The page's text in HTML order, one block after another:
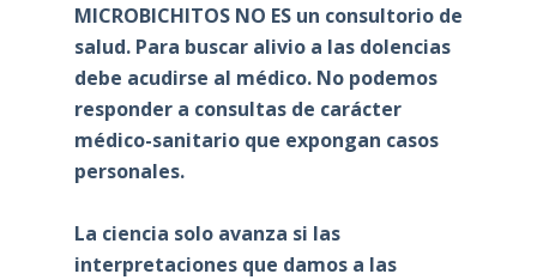
MICROBICHITOS NO ES un consultorio de
salud. Para buscar alivio a las dolencias
debe acudirse al médico. No podemos
responder a consultas de carácter
médico-sanitario que expongan casos
personales.
La ciencia solo avanza si las
interpretaciones que damos a las